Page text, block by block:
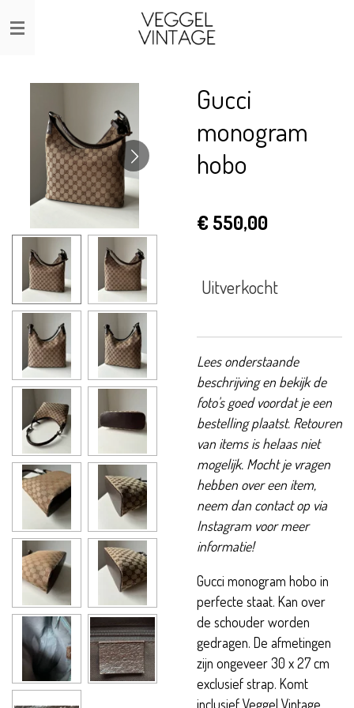
Ga
direct
Gucci
monogram
hobo
€ 550,00
Uitverkocht
Lees onderstaande
beschrijving en bekijk de
foto's goed voordat je een
bestelling plaatst. Retouren
van items is helaas niet
mogelijk. Mocht je vragen
hebben over een item,
neem dan contact op via
Instagram voor meer
informatie!
Gucci monogram hobo in
perfecte staat. Kan over
de schouder worden
gedragen. De afmetingen
zijn ongeveer 30 x 27 cm
exclusief strap. Komt
inclusief Veggel Vintage